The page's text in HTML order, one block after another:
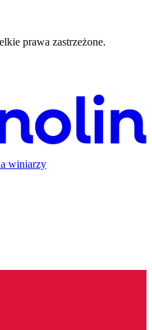
prawa zastrzeżone.
winiarzy